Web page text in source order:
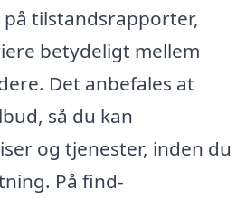
tilstandsrapporter,
betydeligt mellem
Det anbefales at
så du kan
og tjenester, inden du
På find-